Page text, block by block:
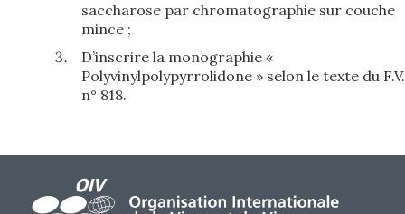
saccharose par chromatographie sur couche
mince ;
D’inscrire la monographie «
Polyvinylpolypyrrolidone » selon le texte du F.V.
n° 818.